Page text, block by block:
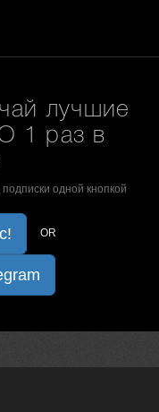
лучшие
1 раз в
одной кнопкой
OR